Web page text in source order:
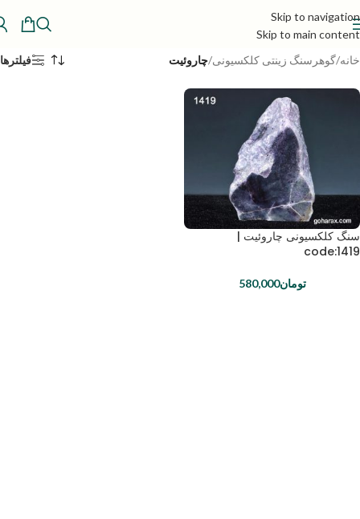
Skip to navigation
Skip to main content
خانه/گوهرسنگ زینتی کلکسیونی/چاروئیت فیلترها
سنگ کلکسیونی چاروئیت |
code:1419
تومان580,000